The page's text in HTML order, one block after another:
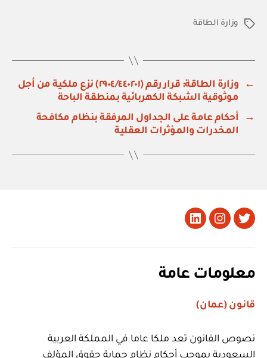
الوسوموزارة الطاقة
←
وزارة الطاقة: قرار رقم (٢٩٠٤/٤٤٠٢٠١) نزع ملكية من أجل
موثوقية الشبكة الكهربائية بمنطقة الباحة
→
أحكام عامة على الجداول المرفقة بنظام مكافحة
المخدرات والمؤثرات العقلية
تويتر Instagram
LinkedIn
معلومات عامة
قانون (عمان)
نصوص القانون تعد ملكا عاما في المملكة العربية
السعودية بموجب أحكام نظام حماية حقوق المؤلف